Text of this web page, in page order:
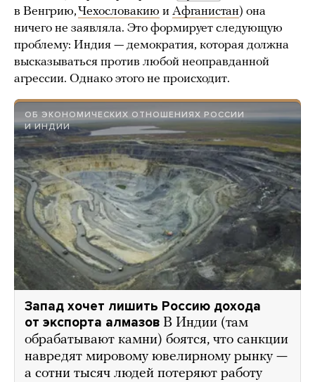
в Венгрию,Чехословакию и Афганистан) она
ничего не заявляла. Это формирует следующую
проблему: Индия — демократия, которая должна
высказываться против любой неоправданной
агрессии. Однако этого не происходит.
ОБ ЭКОНОМИЧЕСКИХ ОТНОШЕНИЯХ РОССИИ
И ИНДИИ
Запад хочет лишить Россию дохода
от экспорта алмазов В Индии (там
обрабатывают камни) боятся, что санкции
навредят мировому ювелирному рынку —
а сотни тысяч людей потеряют работу